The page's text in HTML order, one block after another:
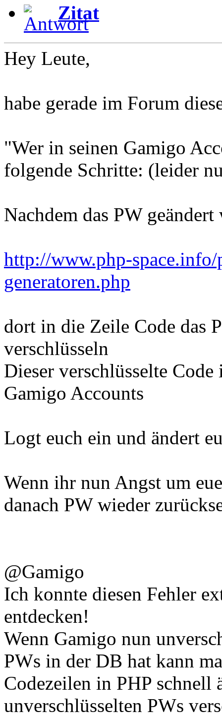
Zitat
Hey Leute,
habe gerade im Forum
"Wer in seinen Gamigo
folgende Schritte: (leider
Nachdem das PW
http://www.php-space.info/
generatoren.php
dort in die Zeile Code das
verschlüsseln
Dieser verschlüsselte
Gamigo Accounts
Logt euch ein und ändert
Wenn ihr nun Angst um
danach PW wieder
@Gamigo
Ich konnte diesen Fehler
entdecken!
Wenn Gamigo nun
PWs in der DB hat kann
Codezeilen in PHP schnell
unverschlüsselten PWs